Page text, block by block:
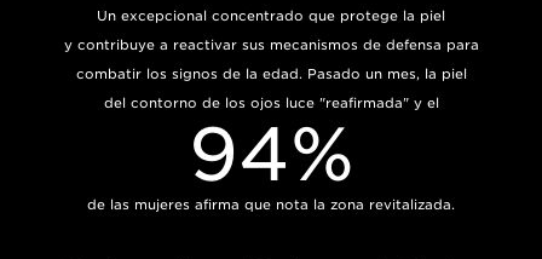
Un excepcional concentrado que protege la piel
y contribuye a reactivar sus mecanismos de defensa para
combatir los signos de la edad. Pasado un mes, la piel
del contorno de los ojos luce "reafirmada" y el
94%
de las mujeres afirma que nota la zona revitalizada.